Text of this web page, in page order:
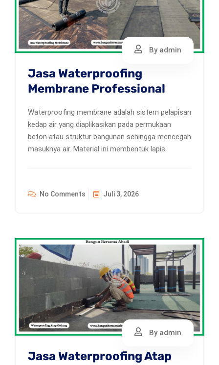
By admin
Jasa Waterproofing
Membrane Professional
Waterproofing membrane adalah sistem pelapisan
kedap air yang diaplikasikan pada permukaan
beton atau struktur bangunan sehingga mencegah
masuknya air. Material ini membentuk lapis
No Comments Juli 3, 2026
By admin
Jasa Waterproofing Atap